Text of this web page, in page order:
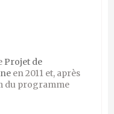
Projet de
en 2011 et, après
du programme